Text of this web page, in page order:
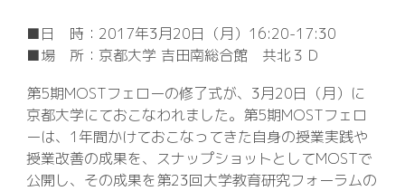
■日 時：2017年3月20日（月）16:20-17:30
■場 所：京都大学 吉田南総合館 共北３Ｄ
第5期MOSTフェローの修了式が、3月20日（月）に
京都大学にておこなわれました。第5期MOSTフェロ
ーは、1年間かけておこなってきた自身の授業実践や
授業改善の成果を、スナップショットとしてMOSTで
公開し、その成果を第23回大学教育研究フォーラムの